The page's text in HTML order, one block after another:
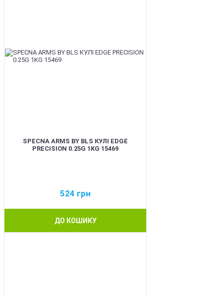
SPECNA ARMS BY BLS КУЛІ EDGE
PRECISION 0.25G 1KG 15469
524 грн
ДО КОШИКУ